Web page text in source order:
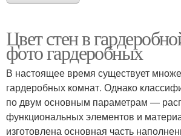
Цвет стен в
фото гардеробных
В настоящее время существует
гардеробных комнат. Однако
по двум основным параметрам —
функциональных элементов и
изготовлена основная часть